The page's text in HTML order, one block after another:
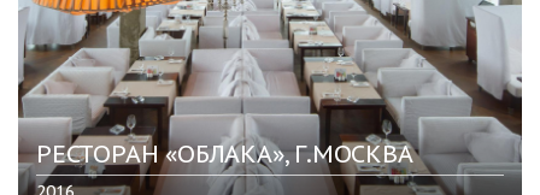
РЕСТОРАН «ОБЛАКА», Г.МОСКВА